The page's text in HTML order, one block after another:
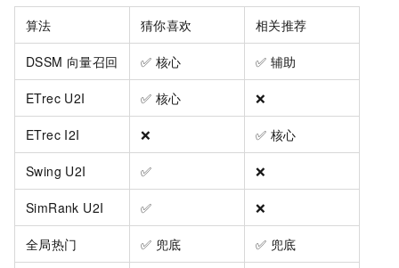
算法 猜你喜欢 相关推荐
DSSM 向量召回 ✅ 核心 ✅ 辅助
ETrec U2I ✅ 核心 ❌
ETrec I2I ❌ ✅ 核心
Swing U2I ✅ ❌
SimRank U2I ✅ ❌
全局热门 ✅ 兜底 ✅ 兜底